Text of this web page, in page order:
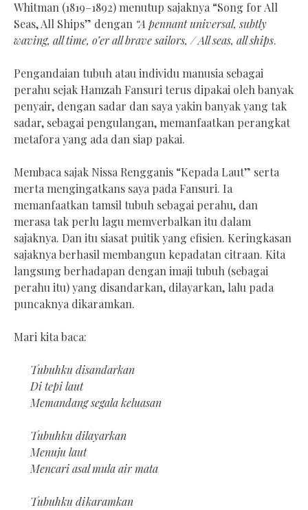
Whitman (1819–1892) menutup sajaknya “Song for All
Seas, All Ships” dengan “A pennant universal, subtly
waving, all time, o’er all brave sailors, / All seas, all ships.
Pengandaian tubuh atau individu manusia sebagai
perahu sejak Hamzah Fansuri terus dipakai oleh banyak
penyair, dengan sadar dan saya yakin banyak yang tak
sadar, sebagai pengulangan, memanfaatkan perangkat
metafora yang ada dan siap pakai.
Membaca sajak Nissa Rengganis “Kepada Laut” serta
merta mengingatkans saya pada Fansuri. Ia
memanfaatkan tamsil tubuh sebagai perahu, dan
merasa tak perlu lagu memverbalkan itu dalam
sajaknya. Dan itu siasat puitik yang efisien. Keringkasan
sajaknya berhasil membangun kepadatan citraan. Kita
langsung berhadapan dengan imaji tubuh (sebagai
perahu itu) yang disandarkan, dilayarkan, lalu pada
puncaknya dikaramkan.
Mari kita baca:
Tubuhku disandarkan
Di tepi laut
Memandang segala keluasan
Tubuhku dilayarkan
Menuju laut
Mencari asal mula air mata
Tubuhku dikaramkan